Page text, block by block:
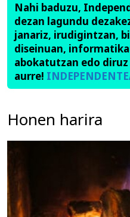
Nahi baduzu,
dezan lagundu
janariz, irudigintzan,
diseinuan,
abokatutzan edo
aurre!
Honen harira